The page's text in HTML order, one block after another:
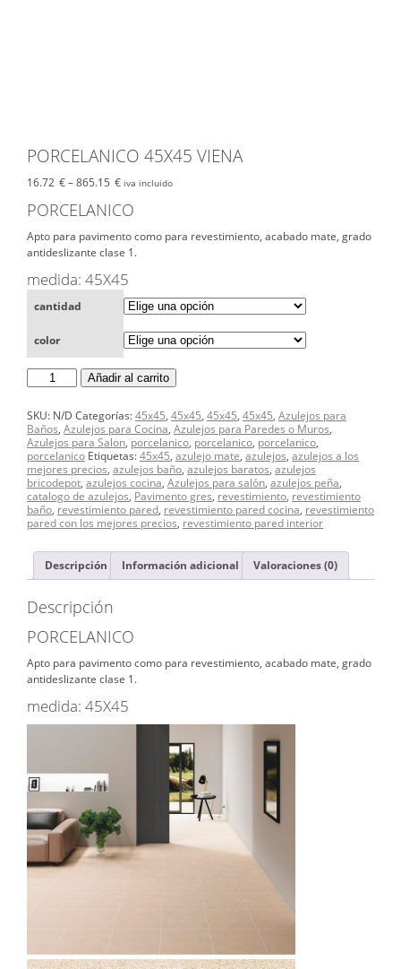
PORCELANICO 45X45 VIENA
16.72 €–865.15 € iva incluido
PORCELANICO
Apto para pavimento como para revestimiento, acabado mate, grado
antideslizante clase 1.
medida: 45X45
cantidad
color
PORCELANICO
45X45
cantidad
Añadir al carrito
SKU: N/D Categorías:45x45, 45x45, 45x45, 45x45, Azulejos para
Baños, Azulejos para Cocina, Azulejos para Paredes o Muros,
Azulejos para Salon, porcelanico, porcelanico, porcelanico,
porcelanico Etiquetas:45x45, azulejo mate, azulejos, azulejos a los
mejores precios, azulejos baño, azulejos baratos, azulejos
bricodepot, azulejos cocina, Azulejos para salón, azulejos peña,
catalogo de azulejos, Pavimento gres, revestimiento, revestimiento
baño, revestimiento pared, revestimiento pared cocina, revestimiento
pared con los mejores precios, revestimiento pared interior
Descripción Información adicional Valoraciones (0)
Descripción
PORCELANICO
Apto para pavimento como para revestimiento, acabado mate, grado
antideslizante clase 1.
medida: 45X45